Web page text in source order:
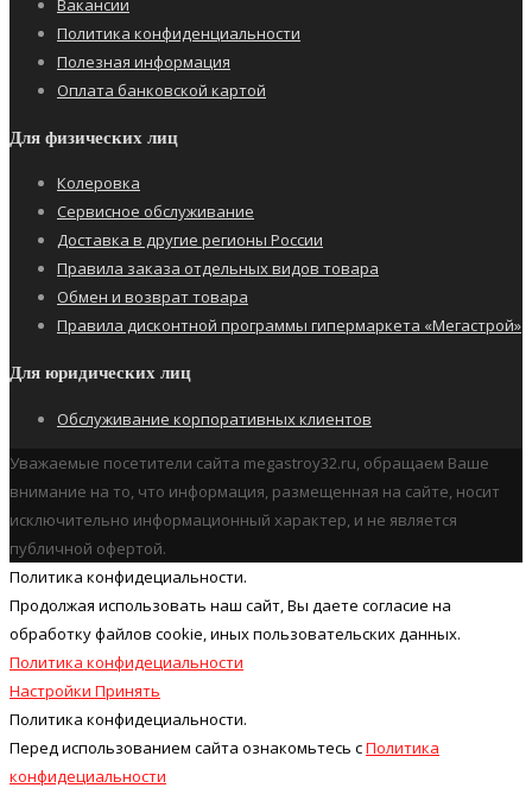
Вакансии
Политика конфиденциальности
Полезная информация
Оплата банковской картой
Для физических лиц
Колеровка
Сервисное обслуживание
Доставка в другие регионы России
Правила заказа отдельных видов товара
Обмен и возврат товара
Правила дисконтной программы гипермаркета «Мегастрой»
Для юридических лиц
Обслуживание корпоративных клиентов
Уважаемые посетители сайта megastroy32.ru, обращаем Ваше
внимание на то, что информация, размещенная на сайте, носит
исключительно информационный характер, и не является
публичной офертой.
Политика конфидециальности.
Продолжая использовать наш cайт, Вы даете согласие на
обработку файлов cookie, иных пользовательских данных.
Политика конфидециальности
Настройки Принять
Политика конфидециальности.
Перед использованием сайта ознакомьтесь сПолитика
конфидециальности